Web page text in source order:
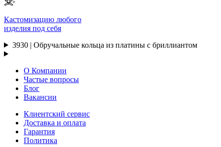
Кастомизацию любого
изделия под себя
3930 | Обручальные кольца из платины с бриллиантом
О Компании
Частые вопросы
Блог
Вакансии
Клиентский сервис
Доставка и оплата
Гарантия
Политика